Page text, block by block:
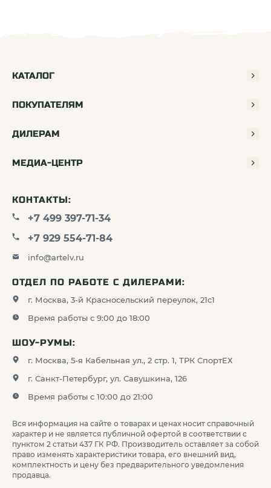
КАТАЛОГ
ПОКУПАТЕЛЯМ
ДИЛЕРАМ
МЕДИА-ЦЕНТР
КОНТАКТЫ:
+7 499 397-71-34
+7 929 554-71-84
info@artelv.ru
ОТДЕЛ ПО РАБОТЕ С ДИЛЕРАМИ:
г. Москва, 3-й Красносельский переулок, 21с1
Время работы с 9:00 до 18:00
ШОУ-РУМЫ:
г. Москва, 5-я Кабельная ул., 2 стр. 1, ТРК СпортЕХ
г. Санкт-Петербург, ул. Савушкина, 126
Время работы с 10:00 до 21:00
Вся информация на сайте о товарах и ценах носит справочный
характер и не является публичной офертой в соответствии с
пунктом 2 статьи 437 ГК РФ. Производитель оставляет за собой
право изменять характеристики товара, его внешний вид,
комплектность и цену без предварительного уведомления
продавца.